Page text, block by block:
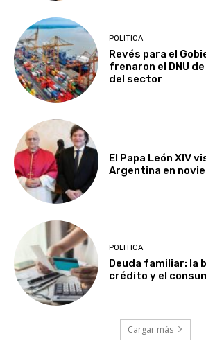
POLITICA
Revés para el
frenaron el DNU
del sector
El Papa León XIV
Argentina en
POLITICA
Deuda familiar: la
crédito y el
Cargar más